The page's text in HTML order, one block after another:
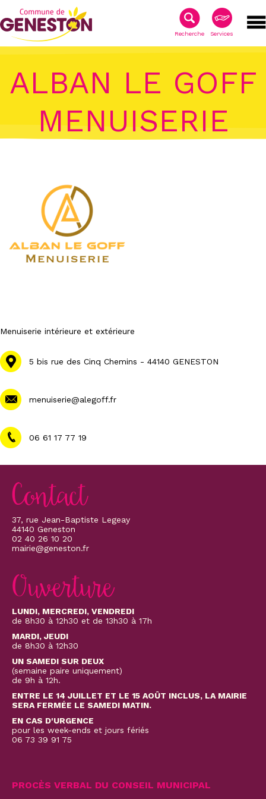
Recherche Services
ALBAN LE GOFF
MENUISERIE
Menuiserie intérieure et extérieure
5 bis rue des Cinq Chemins - 44140 GENESTON
menuiserie@alegoff.fr
06 61 17 77 19
Contact
37, rue Jean-Baptiste Legeay
44140 Geneston
02 40 26 10 20
mairie@geneston.fr
Ouverture
LUNDI, MERCREDI, VENDREDI
de 8h30 à 12h30 et de 13h30 à 17h
MARDI, JEUDI
de 8h30 à 12h30
UN SAMEDI SUR DEUX
(semaine paire uniquement)
de 9h à 12h.
ENTRE LE 14 JUILLET ET LE 15 AOÛT INCLUS, LA MAIRIE
SERA FERMÉE LE SAMEDI MATIN.
EN CAS D'URGENCE
pour les week-ends et jours fériés
06 73 39 91 75
PROCÈS VERBAL DU CONSEIL MUNICIPAL